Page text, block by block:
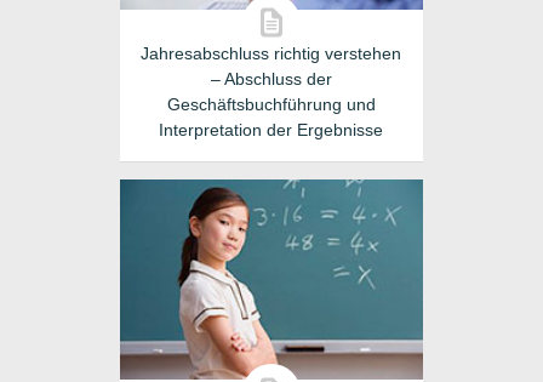
Jahresabschluss richtig verstehen
– Abschluss der
Geschäftsbuchführung und
Interpretation der Ergebnisse